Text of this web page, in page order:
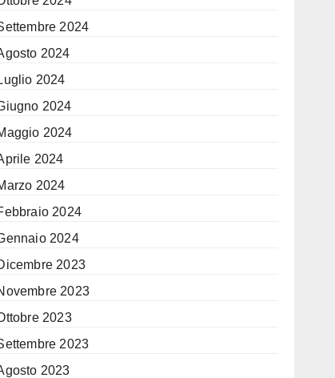
2024
2024
2024
2024
2024
2024
2024
2024
2024
2023
2023
2023
2023
2023